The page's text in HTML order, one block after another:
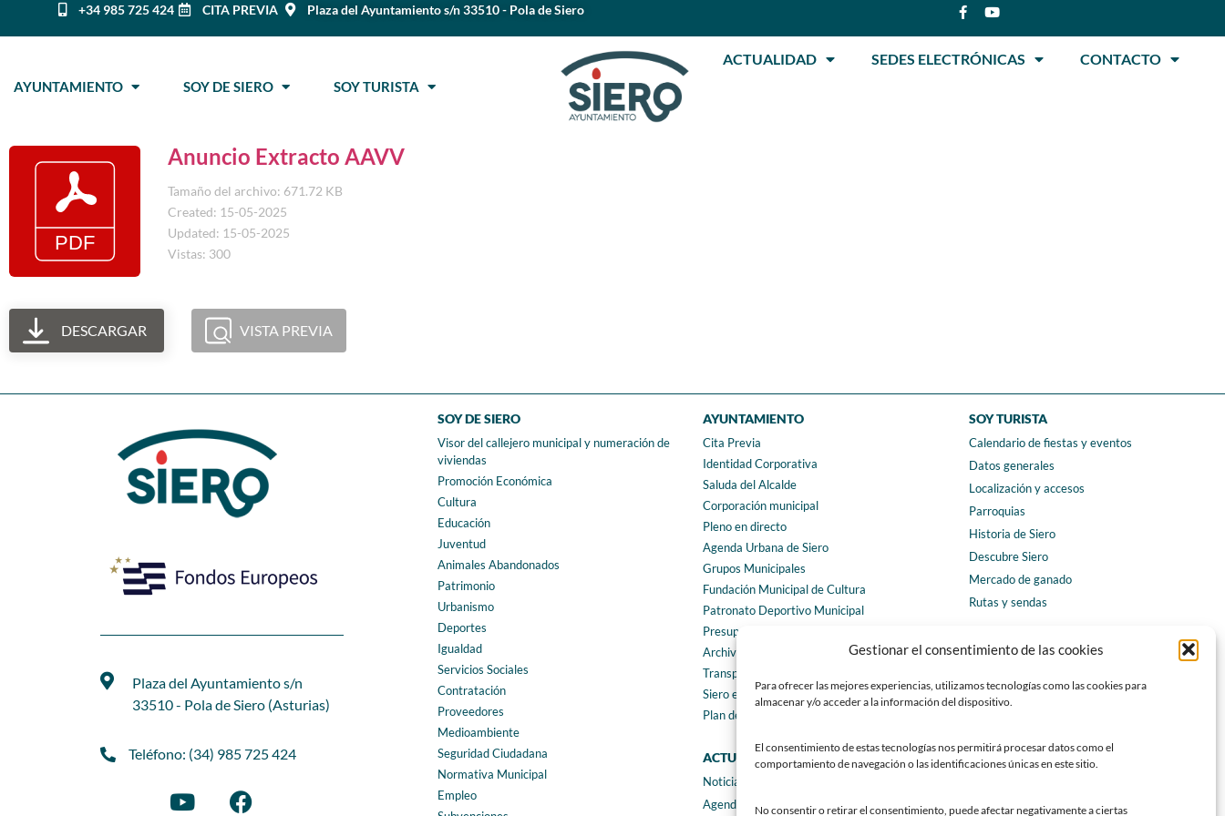
Gestionar el consentimiento de las cookies
Para ofrecer las mejores experiencias, utilizamos tecnologías como las cookies para
almacenar y/o acceder a la información del dispositivo.
El consentimiento de estas tecnologías nos permitirá procesar datos como el
comportamiento de navegación o las identificaciones únicas en este sitio.
No consentir o retirar el consentimiento, puede afectar negativamente a ciertas
+34 985 725 424 CITA PREVIA Plaza del Ayuntamiento s/n 33510 - Pola de Siero
AYUNTAMIENTO SOY DE SIERO SOY TURISTA
ACTUALIDAD SEDES ELECTRÓNICAS CONTACTO
Anuncio Extracto AAVV
Tamaño del archivo: 671.72 KB
Created: 15-05-2025
Updated: 15-05-2025
Vistas: 300
DESCARGAR VISTA PREVIA
Plaza del Ayuntamiento s/n
33510 - Pola de Siero (Asturias)
Teléfono: (34) 985 725 424
SOY DE SIERO
Visor del callejero municipal y numeración de
viviendas
Promoción Económica
Cultura
Educación
Juventud
Animales Abandonados
Patrimonio
Urbanismo
Deportes
Igualdad
Servicios Sociales
Contratación
Proveedores
Medioambiente
Seguridad Ciudadana
Normativa Municipal
Empleo
AYUNTAMIENTO
Cita Previa
Identidad Corporativa
Saluda del Alcalde
Corporación municipal
Pleno en directo
Agenda Urbana de Siero
Grupos Municipales
Fundación Municipal de Cultura
Patronato Deportivo Municipal
Presupuestos municipales
Archivo municipal
Transparencia
Siero en Cifras
Plan de igualdad
ACTUALIDAD
Noticias
Agenda
SOY TURISTA
Calendario de fiestas y eventos
Datos generales
Localización y accesos
Parroquias
Historia de Siero
Descubre Siero
Mercado de ganado
Rutas y sendas
CONTACTO
Teléfonos de interés
Formulario de contacto